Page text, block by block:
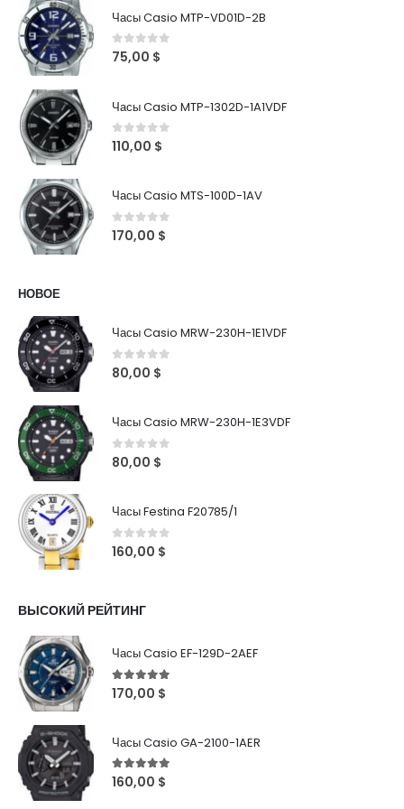
Часы Casio MTP-VD01D-2B
0out of 5
75,00 $
Часы Casio MTP-1302D-1A1VDF
0out of 5
110,00 $
Часы Casio MTS-100D-1AV
0out of 5
170,00 $
НОВОЕ
Часы Casio MRW-230H-1E1VDF
0out of 5
80,00 $
Часы Casio MRW-230H-1E3VDF
0out of 5
80,00 $
Часы Festina F20785/1
0out of 5
160,00 $
ВЫСОКИЙ РЕЙТИНГ
Часы Casio EF-129D-2AEF
5out of 5
170,00 $
Часы Casio GA-2100-1AER
5out of 5
160,00 $